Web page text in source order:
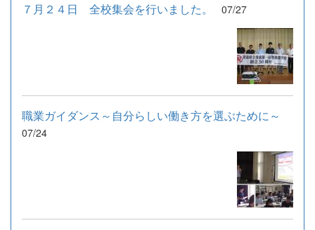
７月２４日 全校集会を行いました。 07/27
職業ガイダンス～自分らしい働き方を選ぶために～
07/24